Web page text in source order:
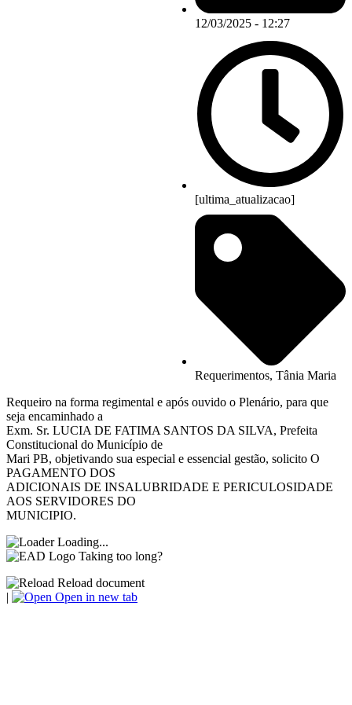
12/03/2025 - 12:27
[ultima_atualizacao]
Requerimentos, Tânia Maria
Requeiro na forma regimental e após ouvido o Plenário, para que
seja encaminhado a
Exm. Sr. LUCIA DE FATIMA SANTOS DA SILVA, Prefeita
Constitucional do Município de
Mari PB, objetivando sua especial e essencial gestão, solicito O
PAGAMENTO DOS
ADICIONAIS DE INSALUBRIDADE E PERICULOSIDADE
AOS SERVIDORES DO
MUNICIPIO.
Loading...
Taking too long?
Reload document
|
Open in new tab